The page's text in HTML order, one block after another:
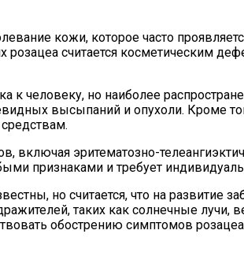
кожи, которое часто
розацеа считается косметическим
к человеку, но наиболее
высыпаний и опухоли.
включая эритематозно-
признаками и требует
но считается, что на
таких как солнечные лучи,
обострению симптомов